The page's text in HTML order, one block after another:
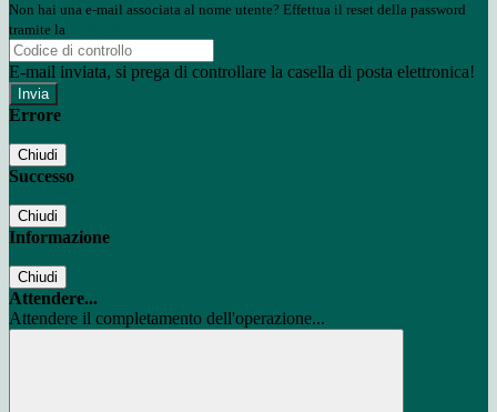
Non hai una e-mail associata al nome utente? Effettua il reset della password
tramite la
E-mail inviata, si prega di controllare la casella di posta elettronica!
Errore
Chiudi
Successo
Chiudi
Informazione
Chiudi
Attendere...
Attendere il completamento dell'operazione...